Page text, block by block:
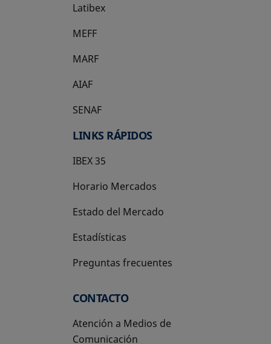
Latibex
se abre en una pestaña nueva
MEFF
se abre en una pestaña nueva
MARF
AIAF
SENAF
LINKS RÁPIDOS
IBEX 35
Horario Mercados
Estado del Mercado
Estadísticas
Preguntas frecuentes
CONTACTO
Atención a Medios de
Comunicación